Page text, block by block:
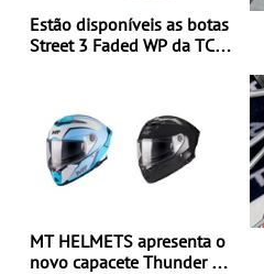
Estão disponíveis as botas
Street 3 Faded WP da TCX
MT HELMETS apresenta o
novo capacete Thunder 4 R